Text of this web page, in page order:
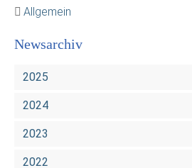
Allgemein
Newsarchiv
2025
2024
2023
2022